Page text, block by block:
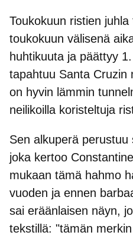
Toukokuun ristien
toukokuun välisenä
huhtikuuta ja päättyy
tapahtuu Santa Cruzin
on hyvin lämmin
neilikoilla koristeltuja
Sen alkuperä perustuu
joka kertoo
mukaan tämä hahmo
vuoden ja ennen
sai eräänlaisen näyn,
tekstillä: "tämän